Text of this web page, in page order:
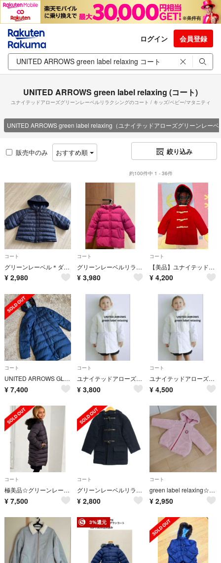
ログイン 会員登録
UNITED ARROWS green label relaxing (コート)
ユナイテッドアローズグリーンレーベルリラクシングのコート / キッズ/ベビー/マタニティ
UNITED ARROWS green label relaxing（ユナイテッドアローズグリーンレー
販売中のみ おすすめ順 絞り込み
約100件中 1 - 36件
コート
グリーンレーベル＊ダウン
¥ 2,980
コート
グリーンレーベルリラクシング ダウンコート 135㎝
¥ 3,980
コート
【美品】ユナイテッドアローズ ダッフルコート 赤 105㎝
¥ 4,200
コート
UNITED ARROWS GLR ファー付ダウンコート 150 紺 花柄
¥ 7,400
コート
ユナイテッドアローズ グリーンレーベル キッズ 120 130サイズファーコート
¥ 3,800
コート
ユナイテッドアローズ グリーンレーベル 大人 親子 リンクコーデ おそろい
¥ 4,500
コート
極美品☆グリーンレーベルリラクシング ガールズ ロング ダウンコート155 グレ
¥ 7,500
コート
グリーンレーベルリラクシング ダッフルコート アウター ウール混 キッズ 男の子用 125サイズ ネイビー green label relaxing
¥ 2,800
コート
green label relaxing☆中綿ボア リバーシブル ブルゾン
¥ 2,950
3%還元